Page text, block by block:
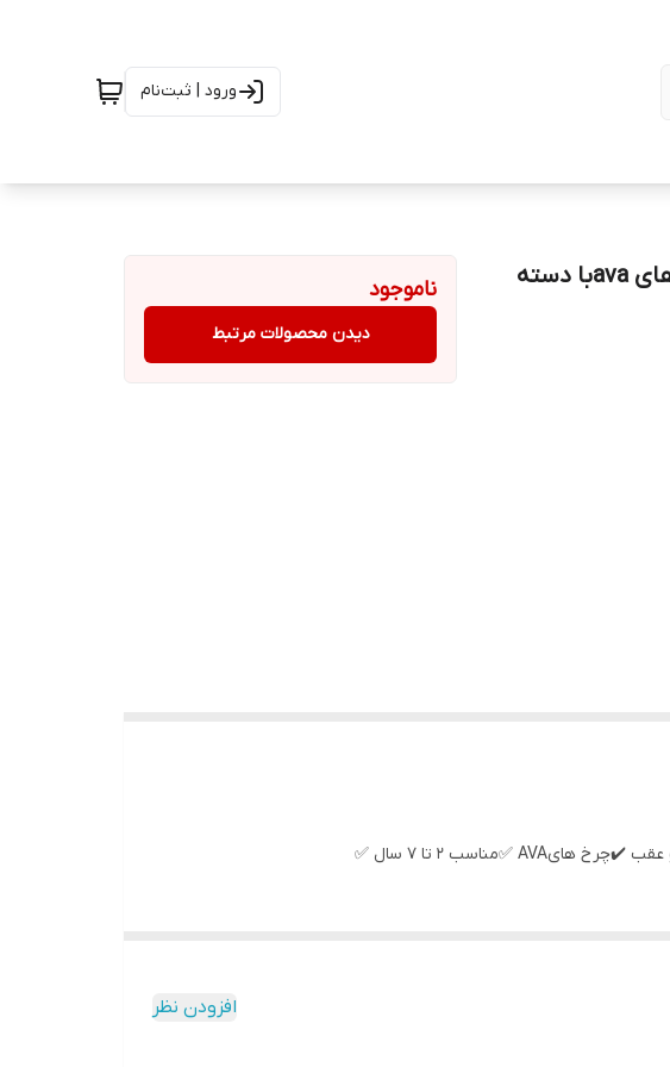
ورود | ثبت‌نام
سه چرخه چرخشی مدل کارن دلیجان چرخ های avaبا دسته
ناموجود
دیدن محصولات مرتبط
افزودن نظر